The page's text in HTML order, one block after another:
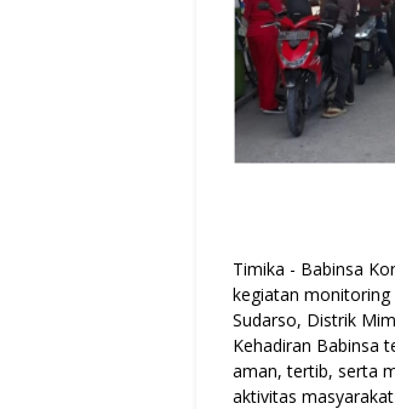
Timika - Babinsa
kegiatan monitoring
Sudarso, Distrik
Kehadiran Babinsa
aman, tertib, serta
aktivitas